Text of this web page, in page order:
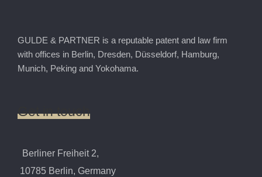
GULDE & PARTNER is a reputable patent and law firm
with offices in Berlin, Dresden, Düsseldorf, Hamburg,
Munich, Peking and Yokohama.
Get in touch
Berliner Freiheit 2,
10785 Berlin, Germany